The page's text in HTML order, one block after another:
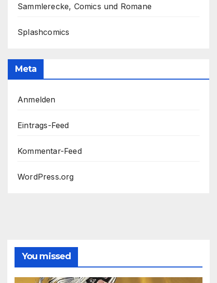
Sammlerecke, Comics und Romane
Splashcomics
Meta
Anmelden
Eintrags-Feed
Kommentar-Feed
WordPress.org
You missed